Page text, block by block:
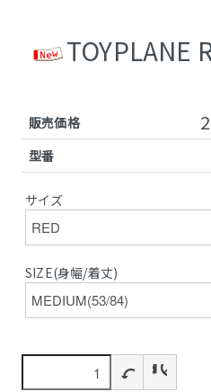
TOYPLANE
販売価格
型番
サイズ
SIZE(身幅/着丈)